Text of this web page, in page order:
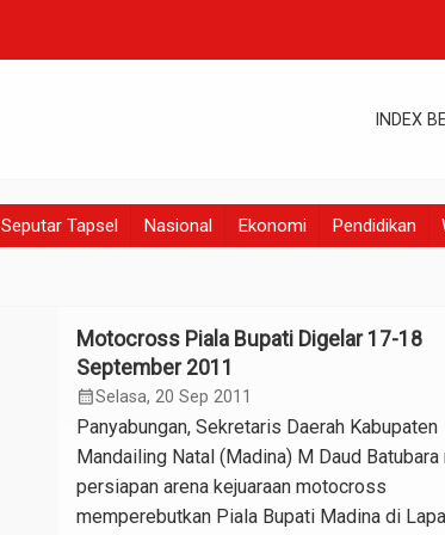
INDEX
Seputar Tapsel Nasional Ekonomi Pendidikan
Motocross Piala Bupati Digelar 17-18
September 2011
calendar_monthSelasa, 20 Sep 2011
Panyabungan, Sekretaris Daerah Kabupaten
Mandailing Natal (Madina) M Daud Batubara
persiapan arena kejuaraan motocross
memperebutkan Piala Bupati Madina di